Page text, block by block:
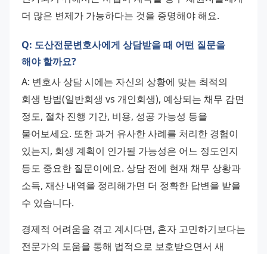
더 많은 변제가 가능하다는 것을 증명해야 해요.
Q: 도산전문변호사에게 상담받을 때 어떤 질문을
해야 할까요?
A: 변호사 상담 시에는 자신의 상황에 맞는 최적의
회생 방법(일반회생 vs 개인회생), 예상되는 채무 감면
정도, 절차 진행 기간, 비용, 성공 가능성 등을
물어보세요. 또한 과거 유사한 사례를 처리한 경험이
있는지, 회생 계획이 인가될 가능성은 어느 정도인지
등도 중요한 질문이에요. 상담 전에 현재 채무 상황과
소득, 재산 내역을 정리해가면 더 정확한 답변을 받을
수 있습니다.
경제적 어려움을 겪고 계시다면, 혼자 고민하기보다는
전문가의 도움을 통해 법적으로 보호받으면서 새